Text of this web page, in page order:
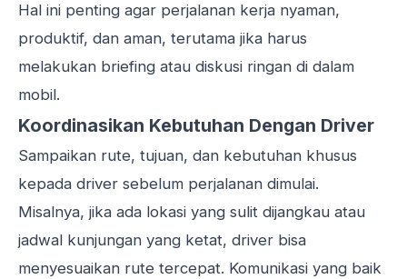
Hal ini penting agar perjalanan kerja nyaman,
produktif, dan aman, terutama jika harus
melakukan briefing atau diskusi ringan di dalam
mobil.
Koordinasikan Kebutuhan Dengan Driver
Sampaikan rute, tujuan, dan kebutuhan khusus
kepada driver sebelum perjalanan dimulai.
Misalnya, jika ada lokasi yang sulit dijangkau atau
jadwal kunjungan yang ketat, driver bisa
menyesuaikan rute tercepat. Komunikasi yang baik